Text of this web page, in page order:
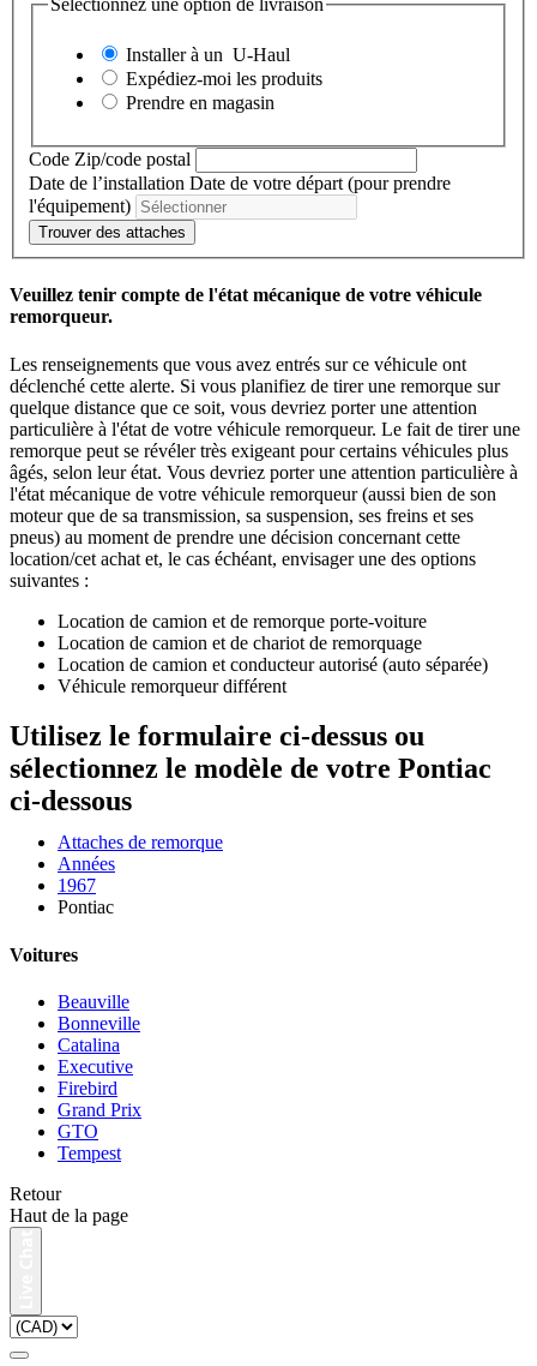
Sélectionnez une option de livraison
Installer à un U-Haul
Expédiez-moi les produits
Prendre en magasin
Code Zip/code postal
Date de l’installation Date de votre départ (pour prendre
l'équipement)
Trouver des attaches
Veuillez tenir compte de l'état mécanique de votre véhicule
remorqueur.
Les renseignements que vous avez entrés sur ce véhicule ont
déclenché cette alerte. Si vous planifiez de tirer une remorque sur
quelque distance que ce soit, vous devriez porter une attention
particulière à l'état de votre véhicule remorqueur. Le fait de tirer une
remorque peut se révéler très exigeant pour certains véhicules plus
âgés, selon leur état. Vous devriez porter une attention particulière à
l'état mécanique de votre véhicule remorqueur (aussi bien de son
moteur que de sa transmission, sa suspension, ses freins et ses
pneus) au moment de prendre une décision concernant cette
location/cet achat et, le cas échéant, envisager une des options
suivantes :
Location de camion et de remorque porte-voiture
Location de camion et de chariot de remorquage
Location de camion et conducteur autorisé (auto séparée)
Véhicule remorqueur différent
Utilisez le formulaire ci-dessus ou
sélectionnez le modèle de votre Pontiac
ci-dessous
Attaches de remorque
Années
1967
Pontiac
Voitures
Beauville
Bonneville
Catalina
Executive
Firebird
Grand Prix
GTO
Tempest
Retour
Haut de la page